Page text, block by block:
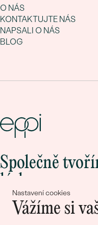
Nastavení cookies
Vážíme si
O NÁS
KONTAKTUJTE NÁS
NAPSALI O NÁS
BLOG
Společně
lásky
Připojte se k nám!